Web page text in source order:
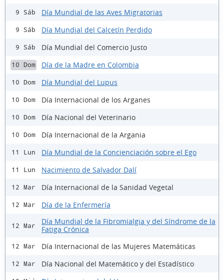
9 Sáb Día Mundial de las Aves Migratorias
9 Sáb Día Mundial del Calcetín Perdido
9 Sáb Día Mundial del Comercio Justo
10 Dom Día de la Madre en Colombia
10 Dom Día Mundial del Lupus
10 Dom Día Internacional de los Arganes
10 Dom Día Nacional del Veterinario
10 Dom Día Internacional de la Argania
11 Lun Día Mundial de la Concienciación sobre el Ego
11 Lun Nacimiento de Salvador Dalí
12 Mar Día Internacional de la Sanidad Vegetal
12 Mar Día de la Enfermería
12 Mar
Día Mundial de la Fibromialgia y del Síndrome de la
Fatiga Crónica
12 Mar Día Internacional de las Mujeres Matemáticas
12 Mar Día Nacional del Matemático y del Estadístico